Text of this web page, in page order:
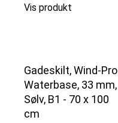
Vis produkt
Gadeskilt, Wind-Pro
Waterbase, 33 mm,
Sølv, B1 - 70 x 100
cm